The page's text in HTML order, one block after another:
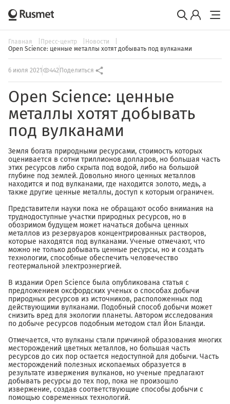
Главная Пресс-центр
Новости
Open Science: ценные металлы хотят добывать под вулканами
6 июля 2021 442 Поделиться
Open Science: ценные
металлы хотят добывать
под вулканами
Земля богата природными ресурсами, стоимость которых
оценивается в сотни триллионов долларов, но большая часть
этих ресурсов либо скрыта под водой, либо на большой
глубине под землей. Довольно много ценных металлов
находится и под вулканами, где находится золото, медь, а
также другие ценные металлы, доступ к которым ограничен.
Представители науки пока не обращают особо внимания на
труднодоступные участки природных ресурсов, но в
обозримом будущем может начаться добыча ценных
металлов из резервуаров концентрированных растворов,
которые находятся под вулканами. Ученые отмечают, что
можно не только добывать ценные ресурсы, но и создать
технологии, способные обеспечить человечество
геотермальной электроэнергией.
В издании Open Science была опубликована статья с
предложением оксфордских ученых о способах добычи
природных ресурсов из источников, расположенных под
действующими вулканами. Подобный способ добычи может
снизить вред для экологии планеты. Автором исследования
по добыче ресурсов подобным методом стал Йон Бланди.
Отмечается, что вулканы стали причиной образования многих
месторождений цветных металлов, но большая часть
ресурсов до сих пор остается недоступной для добычи. Часть
месторождений полезных ископаемых образуется в
результате извержения вулканов, но ученые предлагают
добывать ресурсы до тех пор, пока не произошло
извержение, создав соответствующие способы добычи с
помощью современных технологий.